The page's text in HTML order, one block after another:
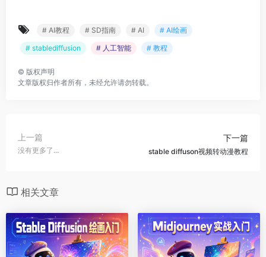
# AI教程 # SD指南 # AI
# AI绘画
# stablediffusion
# 人工智能 # 教程
© 版权声明
文章版权归作者所有，未经允许请勿转载。
上一篇
没有更多了...
下一篇
stable diffuson视频转动漫教程
相关文章